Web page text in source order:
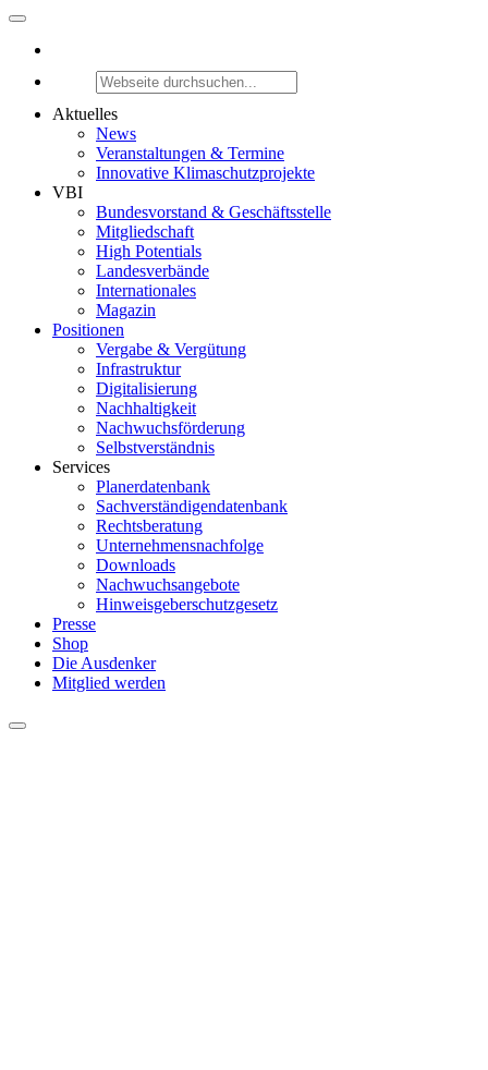
Aktuelles
News
Veranstaltungen & Termine
Innovative Klimaschutzprojekte
VBI
Bundesvorstand & Geschäftsstelle
Mitgliedschaft
High Potentials
Landesverbände
Internationales
Magazin
Positionen
Vergabe & Vergütung
Infrastruktur
Digitalisierung
Nachhaltigkeit
Nachwuchsförderung
Selbstverständnis
Services
Planerdatenbank
Sachverständigendatenbank
Rechtsberatung
Unternehmensnachfolge
Downloads
Nachwuchsangebote
Hinweisgeberschutzgesetz
Presse
Shop
Die Ausdenker
Mitglied werden